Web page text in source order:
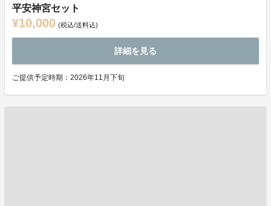
平安神宮セット
¥10,000 (税込/送料込)
詳細を見る
ご提供予定時期：2026年11月下旬